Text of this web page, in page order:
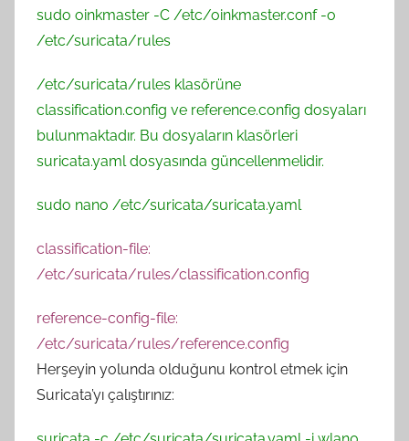
sudo oinkmaster -C /etc/oinkmaster.conf -o
/etc/suricata/rules
/etc/suricata/rules klasörüne
classification.config ve reference.config dosyaları
bulunmaktadır. Bu dosyaların klasörleri
suricata.yaml dosyasında güncellenmelidir.
sudo nano /etc/suricata/suricata.yaml
classification-file:
/etc/suricata/rules/classification.config
reference-config-file:
/etc/suricata/rules/reference.config
Herşeyin yolunda olduğunu kontrol etmek için
Suricata’yı çalıştırınız: